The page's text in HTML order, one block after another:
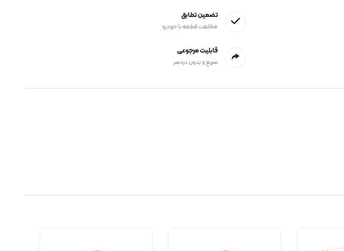
تضمین تطابق
مطابقت قطعه با خودرو
قابلیت مرجوعی
سریع و بدون دردسر